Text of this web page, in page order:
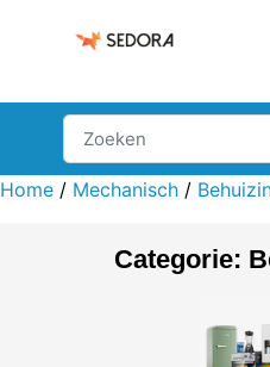
Home / Mechanisch /
Categorie: